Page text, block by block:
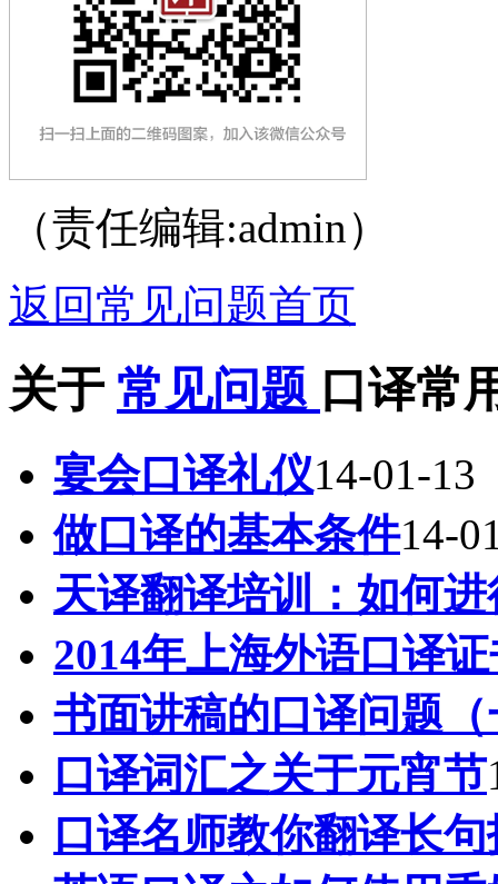
（责任编辑:admin）
返回常见问题首页
关于 常见问题 口译常
宴会口译礼仪14-01-13
做口译的基本条件14-
天译翻译培训：如何
2014年上海外语口译
书面讲稿的口译问题（
口译词汇之关于元宵节
口译名师教你翻译长